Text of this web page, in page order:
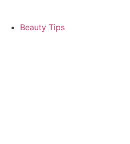
Beauty Tips